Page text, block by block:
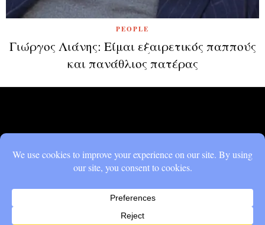
PEOPLE
Γιώργος Λιάνης: Είμαι εξαιρετικός παππούς
και πανάθλιος πατέρας